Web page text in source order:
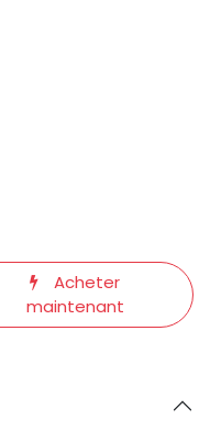
Acheter
maintenant